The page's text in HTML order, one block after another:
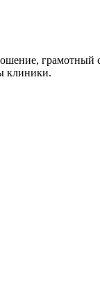
грамотный
клиники.